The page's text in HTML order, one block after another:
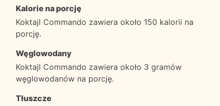
Kalorie na porcję
Koktajl Commando zawiera około 150 kalorii na
porcję.
Węglowodany
Koktajl Commando zawiera około 3 gramów
węglowodanów na porcję.
Tłuszcze